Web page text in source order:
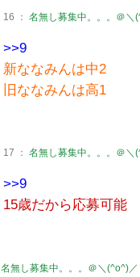
16 ： 名無し募集中。。。＠＼
>>9
新ななみんは中2
旧ななみんは高1
17 ： 名無し募集中。。。＠＼
>>9
15歳だから応募可能
名無し募集中。。。＠＼(^o^)／